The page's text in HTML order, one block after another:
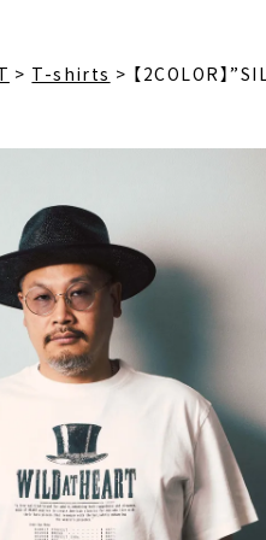
T-shirts 【2COLOR】